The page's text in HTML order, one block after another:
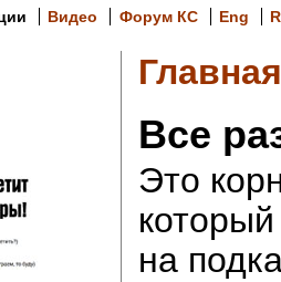
Видео Форум КС Eng
Главная
Все
Это
на